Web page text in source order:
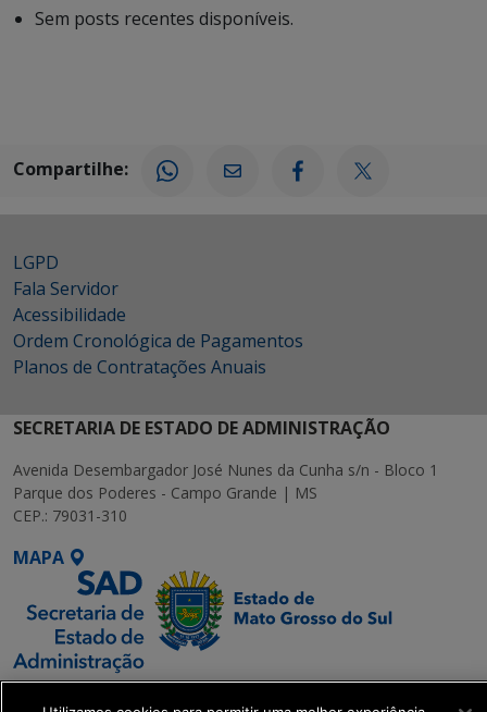
Sem posts recentes disponíveis.
Compartilhe:
LGPD
Fala Servidor
Acessibilidade
Ordem Cronológica de Pagamentos
Planos de Contratações Anuais
SECRETARIA DE ESTADO DE ADMINISTRAÇÃO
Avenida Desembargador José Nunes da Cunha s/n - Bloco 1
Parque dos Poderes - Campo Grande | MS
CEP.: 79031-310
MAPA